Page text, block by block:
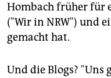
Hombach früher für
("Wir in NRW") und
gemacht hat.
Und die Blogs? "Uns